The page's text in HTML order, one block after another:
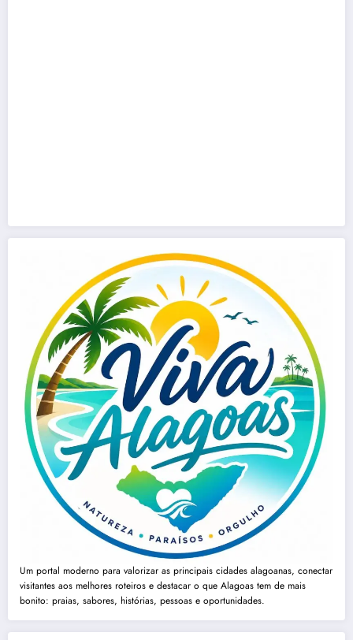
Um portal moderno para valorizar as principais cidades alagoanas, conectar
visitantes aos melhores roteiros e destacar o que Alagoas tem de mais
bonito: praias, sabores, histórias, pessoas e oportunidades.